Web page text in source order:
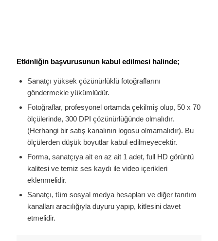
Etkinliğin başvurusunun kabul edilmesi halinde;
Sanatçı yüksek çözünürlüklü fotoğraflarını
göndermekle yükümlüdür.
Fotoğraflar, profesyonel ortamda çekilmiş olup, 50 x 70
ölçülerinde, 300 DPI çözünürlüğünde olmalıdır.
(Herhangi bir satış kanalının logosu olmamalıdır). Bu
ölçülerden düşük boyutlar kabul edilmeyecektir.
Forma, sanatçıya ait en az ait 1 adet, full HD görüntü
kalitesi ve temiz ses kaydı ile video içerikleri
eklenmelidir.
Sanatçı, tüm sosyal medya hesapları ve diğer tanıtım
kanalları aracılığıyla duyuru yapıp, kitlesini davet
etmelidir.